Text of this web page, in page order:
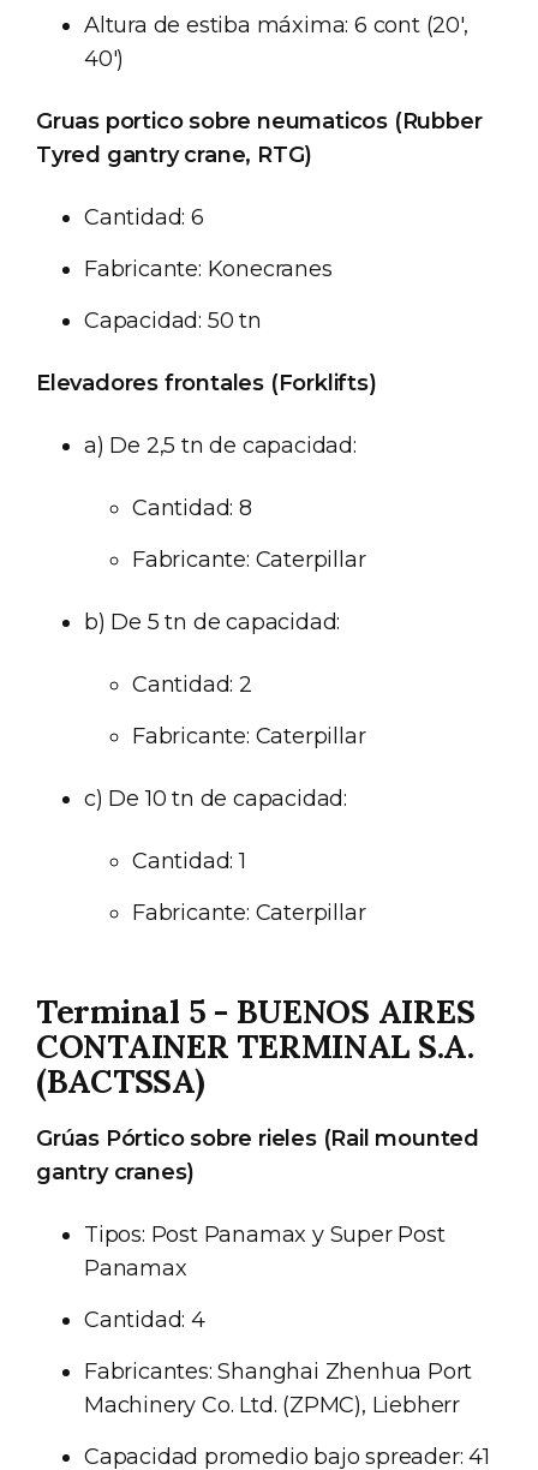
Altura de estiba máxima: 6 cont (20',
40')
Gruas portico sobre neumaticos (Rubber
Tyred gantry crane, RTG)
Cantidad: 6
Fabricante: Konecranes
Capacidad: 50 tn
Elevadores frontales (Forklifts)
a) De 2,5 tn de capacidad:
Cantidad: 8
Fabricante: Caterpillar
b) De 5 tn de capacidad:
Cantidad: 2
Fabricante: Caterpillar
c) De 10 tn de capacidad:
Cantidad: 1
Fabricante: Caterpillar
Terminal 5 - BUENOS AIRES
CONTAINER TERMINAL S.A.
(BACTSSA)
Grúas Pórtico sobre rieles (Rail mounted
gantry cranes)
Tipos: Post Panamax y Super Post
Panamax
Cantidad: 4
Fabricantes: Shanghai Zhenhua Port
Machinery Co. Ltd. (ZPMC), Liebherr
Capacidad promedio bajo spreader: 41